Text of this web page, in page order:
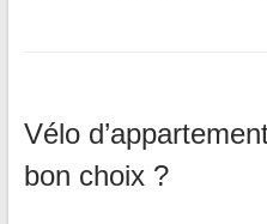
Vélo
bon choix ?